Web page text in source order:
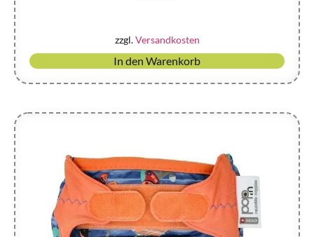
zzgl.Versandkosten
In den Warenkorb